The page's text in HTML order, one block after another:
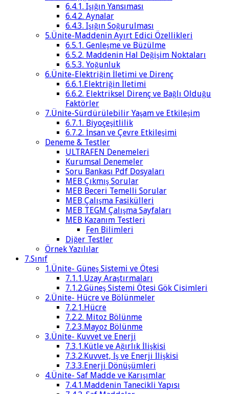
6.4.1. Işığın Yansıması
6.4.2. Aynalar
6.4.3. Işığın Soğurulması
5.Ünite-Maddenin Ayırt Edici Özellikleri
6.5.1. Genleşme ve Büzülme
6.5.2. Maddenin Hal Değişim Noktaları
6.5.3. Yoğunluk
6.Ünite-Elektriğin İletimi ve Direnç
6.6.1.Elektriğin İletimi
6.6.2. Elektriksel Direnç ve Bağlı Olduğu
Faktörler
7.Ünite-Sürdürülebilir Yaşam ve Etkileşim
6.7.1. Biyoçeşitlilik
6.7.2. İnsan ve Çevre Etkileşimi
Deneme & Testler
ULTRAFEN Denemeleri
Kurumsal Denemeler
Soru Bankası Pdf Dosyaları
MEB Çıkmış Sorular
MEB Beceri Temelli Sorular
MEB Çalışma Fasikülleri
MEB TEGM Çalışma Sayfaları
MEB Kazanım Testleri
Fen Bilimleri
Diğer Testler
Örnek Yazılılar
7.Sınıf
1.Ünite- Güneş Sistemi ve Ötesi
7.1.1.Uzay Araştırmaları
7.1.2.Güneş Sistemi Ötesi Gök Cisimleri
2.Ünite- Hücre ve Bölünmeler
7.2.1.Hücre
7.2.2. Mitoz Bölünme
7.2.3.Mayoz Bölünme
3.Ünite- Kuvvet ve Enerji
7.3.1.Kütle ve Ağırlık İlişkisi
7.3.2.Kuvvet, İş ve Enerji İlişkisi
7.3.3.Enerji Dönüşümleri
4.Ünite- Saf Madde ve Karışımlar
7.4.1.Maddenin Tanecikli Yapısı